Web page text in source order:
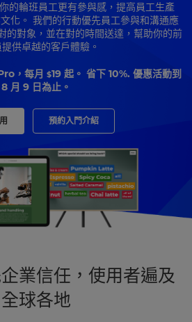
的輪班員工更有參與感，提高員工生產
化。 我們的行動優先員工參與和溝通應
的對象，並在對的時間送達，幫助你的前
供卓越的客戶體驗。
，每月 $19起。 省下 10%. 優惠活動到
8 月 9 日為止。
預約入門介紹
業信任，使用者遍及
全球各地